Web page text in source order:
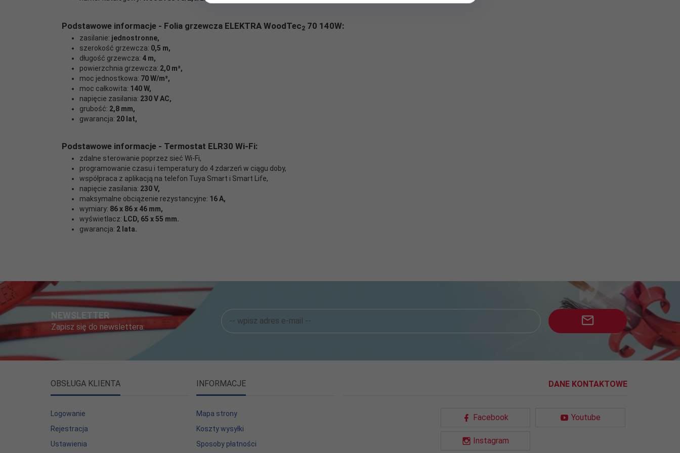
Podstawowe informacje - Folia grzewcza ELEKTRA WoodTec2 70 140W:
zasilanie: jednostronne,
szerokość grzewcza: 0,5 m,
długość grzewcza: 4 m,
powierzchnia grzewcza: 2,0 m²,
moc jednostkowa: 70 W/m²,
moc całkowita: 140 W,
napięcie zasilania: 230 V AC,
grubość: 2,8 mm,
gwarancja: 20 lat,
Podstawowe informacje - Termostat ELR30 Wi-Fi:
zdalne sterowanie poprzez sieć Wi-Fi,
programowanie czasu i temperatury do 4 zdarzeń w ciągu doby,
współpraca z aplikacją na telefon Tuya Smart i Smart Life,
napięcie zasilania: 230 V,
maksymalne obciążenie rezystancyjne: 16 A,
wymiary: 86 x 86 x 46 mm,
wyświetlacz: LCD, 65 x 55 mm.
gwarancja: 2 lata.
tak
Obsługa
termostatu:
dotykowa + aplikacja
Gwarancja na
termostat:
2 lata
Rodzaj
Moc
jednostkowa
[W/m2]:
70
Grubość
maty:
2,8 mm
Powierzchnia
2,0 m2
NEWSLETTER
Zapisz się do newslettera:
OBSŁUGA KLIENTA
Logowanie
Rejestracja
Ustawienia
INFORMACJE
Mapa strony
Koszty wysyłki
Sposoby płatności
DANE KONTAKTOWE
Facebook Youtube
Instagram